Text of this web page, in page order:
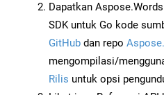
Dapatkan
SDK untuk Go kode
GitHub dan repo
mengompilasi/
Rilis untuk opsi